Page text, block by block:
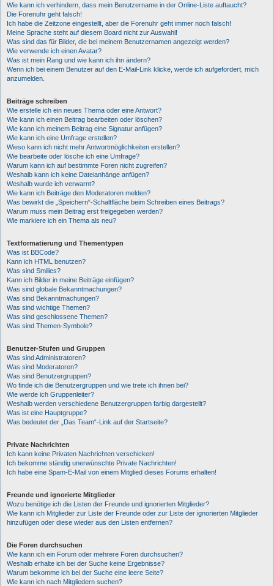
Wie kann ich verhindern, dass mein Benutzername in der Online-Liste auftaucht?
Die Forenuhr geht falsch!
Ich habe die Zeitzone eingestellt, aber die Forenuhr geht immer noch falsch!
Meine Sprache steht auf diesem Board nicht zur Auswahl!
Was sind das für Bilder, die bei meinem Benutzernamen angezeigt werden?
Wie verwende ich einen Avatar?
Was ist mein Rang und wie kann ich ihn ändern?
Wenn ich bei einem Benutzer auf den E-Mail-Link klicke, werde ich aufgefordert, mich
anzumelden.
Beiträge schreiben
Wie erstelle ich ein neues Thema oder eine Antwort?
Wie kann ich einen Beitrag bearbeiten oder löschen?
Wie kann ich meinem Beitrag eine Signatur anfügen?
Wie kann ich eine Umfrage erstellen?
Wieso kann ich nicht mehr Antwortmöglichkeiten erstellen?
Wie bearbeite oder lösche ich eine Umfrage?
Warum kann ich auf bestimmte Foren nicht zugreifen?
Weshalb kann ich keine Dateianhänge anfügen?
Weshalb wurde ich verwarnt?
Wie kann ich Beiträge den Moderatoren melden?
Was bewirkt die „Speichern“-Schaltfläche beim Schreiben eines Beitrags?
Warum muss mein Beitrag erst freigegeben werden?
Wie markiere ich ein Thema als neu?
Textformatierung und Thementypen
Was ist BBCode?
Kann ich HTML benutzen?
Was sind Smilies?
Kann ich Bilder in meine Beiträge einfügen?
Was sind globale Bekanntmachungen?
Was sind Bekanntmachungen?
Was sind wichtige Themen?
Was sind geschlossene Themen?
Was sind Themen-Symbole?
Benutzer-Stufen und Gruppen
Was sind Administratoren?
Was sind Moderatoren?
Was sind Benutzergruppen?
Wo finde ich die Benutzergruppen und wie trete ich ihnen bei?
Wie werde ich Gruppenleiter?
Weshalb werden verschiedene Benutzergruppen farbig dargestellt?
Was ist eine Hauptgruppe?
Was bedeutet der „Das Team“-Link auf der Startseite?
Private Nachrichten
Ich kann keine Privaten Nachrichten verschicken!
Ich bekomme ständig unerwünschte Private Nachrichten!
Ich habe eine Spam-E-Mail von einem Mitglied dieses Forums erhalten!
Freunde und ignorierte Mitglieder
Wozu benötige ich die Listen der Freunde und ignorierten Mitglieder?
Wie kann ich Mitglieder zur Liste der Freunde oder zur Liste der ignorierten Mitglieder
hinzufügen oder diese wieder aus den Listen entfernen?
Die Foren durchsuchen
Wie kann ich ein Forum oder mehrere Foren durchsuchen?
Weshalb erhalte ich bei der Suche keine Ergebnisse?
Warum bekomme ich bei der Suche eine leere Seite?
Wie kann ich nach Mitgliedern suchen?